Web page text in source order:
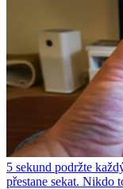
5 sekund podržte
přestane sekat. Nikdo